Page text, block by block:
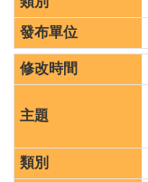
訊
公
開
育
津
水